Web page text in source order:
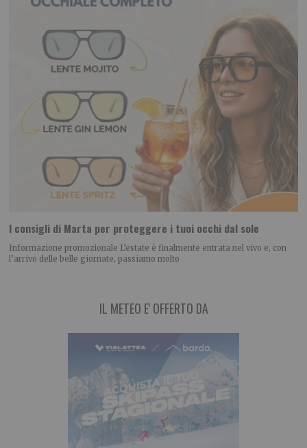
I consigli di Marta per proteggere i tuoi occhi dal sole
Informazione promozionale L’estate è finalmente entrata nel vivo e, con
l’arrivo delle belle giornate, passiamo molto
IL METEO E' OFFERTO DA